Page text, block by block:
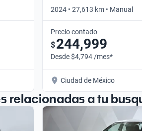
2024 • 27,613 km • Manual
Precio contado
$244,999
Desde $4,794 /mes*
Ciudad de México
relacionadas a tu